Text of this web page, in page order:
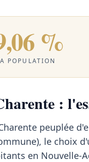
%
POPULATION
:
peuplée
le choix
en Nouvelle-